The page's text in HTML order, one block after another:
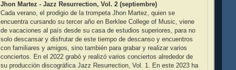
Jhon Martez - Jazz Resurrection, Vol. 2 (septiembre)
Cada verano, el prodigio de la trompeta Jhon Martez, quien se
encuentra cursando su tercer año en Berklee College of Music, viene
de vacaciones al país desde su casa de estudios superiores, para no
solo descansar y disfrutar de este tiempo de descanso y encuentros
con familiares y amigos, sino también para grabar y realizar varios
conciertos. En el 2022 grabó y realizó varios conciertos alrededor de
su producción discográfica Jazz Resurrection, Vol. 1. En este 2023 ha